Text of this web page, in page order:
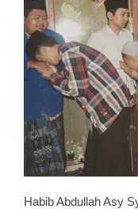
Habib Abdullah Asy